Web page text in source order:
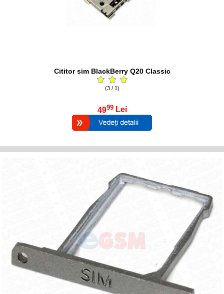
Cititor sim BlackBerry Q20 Classic
(3 / 1)
4999 Lei